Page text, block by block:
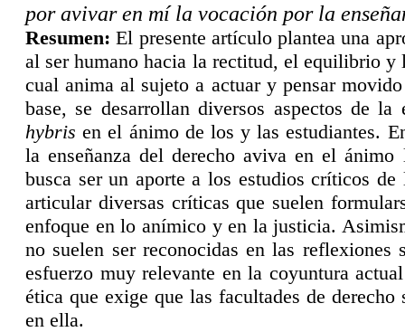
por avivar en míla vocación por la enseñ
Resumen: El presente artículo plantea una
al ser humano hacia la rectitud, el equilibrio
cual anima al sujeto a actuar y pensar
base, se desarrollan diversos aspectos de
hybris en el ánimo de los y las estudiantes.
la enseñanza del derecho aviva en el
busca ser un aporte a los estudios críticos
articular diversas críticas que suelen
enfoque en lo anímico y en la justicia.
no suelen ser reconocidas en las reflexiones
esfuerzo muy relevante en la coyuntura
ética que exige que las facultades de
en ella.